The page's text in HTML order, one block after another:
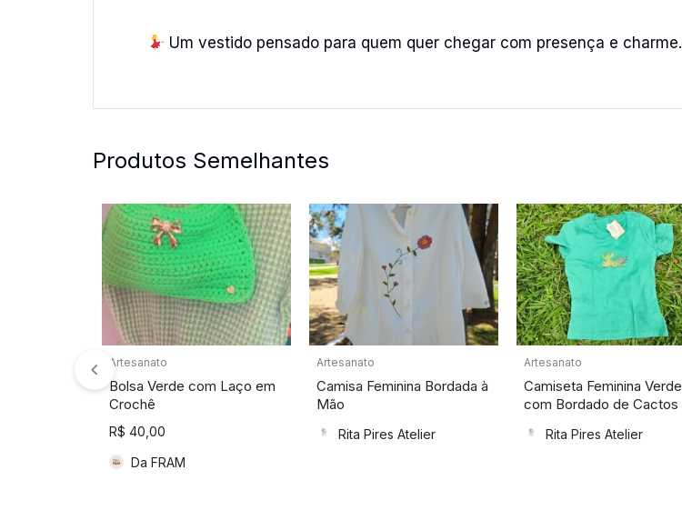
Um vestido pensado para quem quer chegar com presença e charme.
Produtos Semelhantes
Artesanato
Bolsa Verde com Laço em
Crochê
R$ 40,00
Da FRAM
Artesanato
Camisa Feminina Bordada à
Mão
Rita Pires Atelier
Artesanato
Camiseta Feminina Verde
com Bordado de Cactos
Rita Pires Atelier